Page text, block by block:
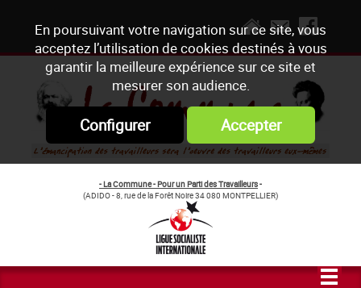
En poursuivant votre navigation sur ce site, vous
acceptez l’utilisation de cookies destinés à vous
garantir la meilleure expérience sur ce site et
mesurer son audience.
Configurer Accepter
- La Commune - Pour un Parti des Travailleurs-
(ADIDO - 8, rue de la Forêt Noire 34 080 MONTPELLIER)